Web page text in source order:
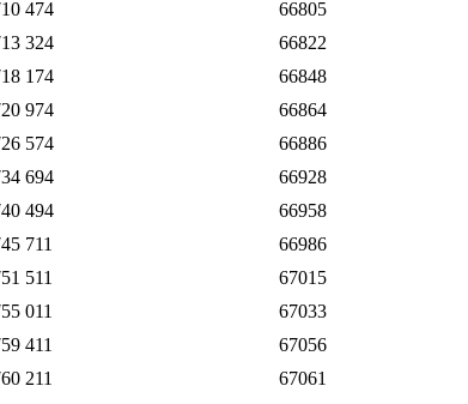
474
66805
324
66822
174
66848
974
66864
574
66886
694
66928
494
66958
711
66986
511
67015
011
67033
411
67056
211 67061